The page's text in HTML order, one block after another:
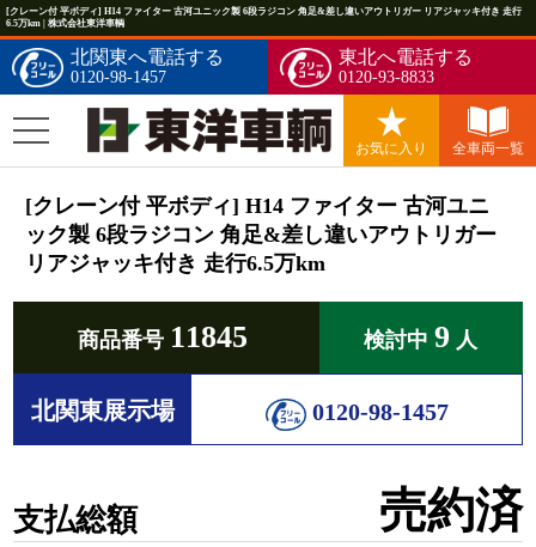
[クレーン付 平ボディ] H14 ファイター 古河ユニック製 6段ラジコン 角足&差し違いアウトリガー リアジャッキ付き 走行
6.5万km | 株式会社東洋車輌
北関東へ電話する
0120-98-1457
東北へ電話する
0120-93-8833
お気に入り 全車両一覧
[クレーン付 平ボディ] H14 ファイター 古河ユニ
ック製 6段ラジコン 角足&差し違いアウトリガー
リアジャッキ付き 走行6.5万km
商品番号 11845 検討中 9 人
北関東展示場 0120-98-1457
支払総額 売約済